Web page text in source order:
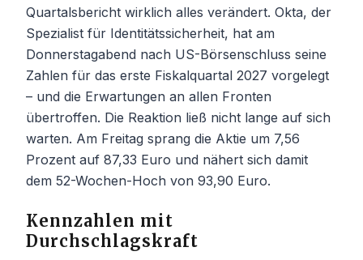
Quartalsbericht wirklich alles verändert. Okta, der
Spezialist für Identitätssicherheit, hat am
Donnerstagabend nach US-Börsenschluss seine
Zahlen für das erste Fiskalquartal 2027 vorgelegt
– und die Erwartungen an allen Fronten
übertroffen. Die Reaktion ließ nicht lange auf sich
warten. Am Freitag sprang die Aktie um 7,56
Prozent auf 87,33 Euro und nähert sich damit
dem 52-Wochen-Hoch von 93,90 Euro.
Kennzahlen mit
Durchschlagskraft